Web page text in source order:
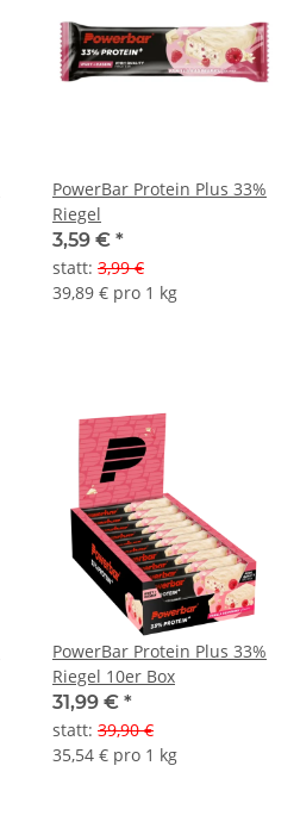
PowerBar Protein Plus 33%
Riegel
3,59 € *
statt: 3,99 €
39,89 € pro 1 kg
PowerBar Protein Plus 33%
Riegel 10er Box
31,99 € *
statt: 39,90 €
35,54 € pro 1 kg